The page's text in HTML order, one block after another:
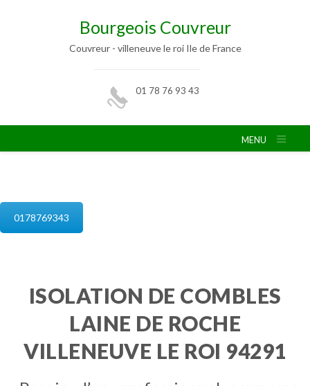
Bourgeois Couvreur
Couvreur - villeneuve le roi Ile de France
01 78 76 93 43
MENU
0178769343
ISOLATION DE COMBLES
LAINE DE ROCHE
VILLENEUVE LE ROI 94291